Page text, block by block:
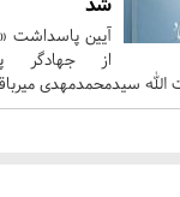
آیین پاسداشت
از جهادگر
سیدمحمدمهدی